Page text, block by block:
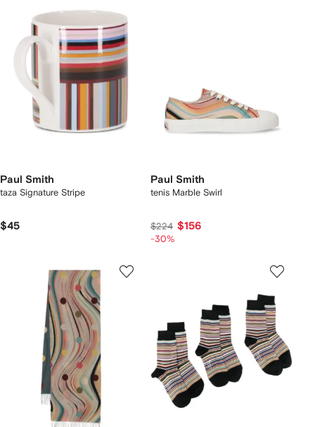
Paul Smith
taza Signature Stripe
$45
Paul Smith
tenis Marble Swirl
$224 $156
-30%